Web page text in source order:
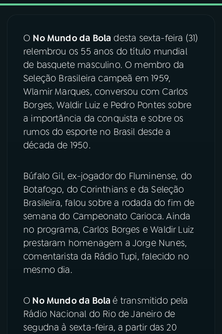
03PROGRAMAÇÃO
04PROGRAMAS
PODCASTS
06VIDEOCASTS
08 FESTIVAL DE MÚSICA
ACOMPANHE A RÁDIO NACIONAL
TikTok
O No Mundo da Bola desta sexta-feira (31)
relembrou os 55 anos do título mundial
de basquete masculino. O membro da
Seleção Brasileira campeã em 1959,
Wlamir Marques, conversou com Carlos
Borges, Waldir Luiz e Pedro Pontes sobre
a importância da conquista e sobre os
rumos do esporte no Brasil desde a
década de 1950.
Búfalo Gil, ex-jogador do Fluminense, do
Botafogo, do Corinthians e da Seleção
Brasileira, falou sobre a rodada do fim de
semana do Campeonato Carioca. Ainda
no programa, Carlos Borges e Waldir Luiz
prestaram homenagem a Jorge Nunes,
comentarista da Rádio Tupi, falecido no
mesmo dia.
O No Mundo da Bolaé transmitido pela
Rádio Nacional do Rio de Janeiro de
segudna à sexta-feira, a partir das 20